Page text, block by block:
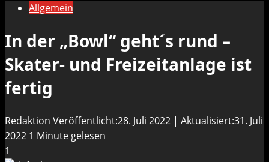
Allgemein
In der „Bowl“ geht´s rund –
Skater- und Freizeitanlage ist
fertig
Redaktion Veröffentlicht:28. Juli 2022 | Aktualisiert:31. Juli
2022 1 Minute gelesen
1